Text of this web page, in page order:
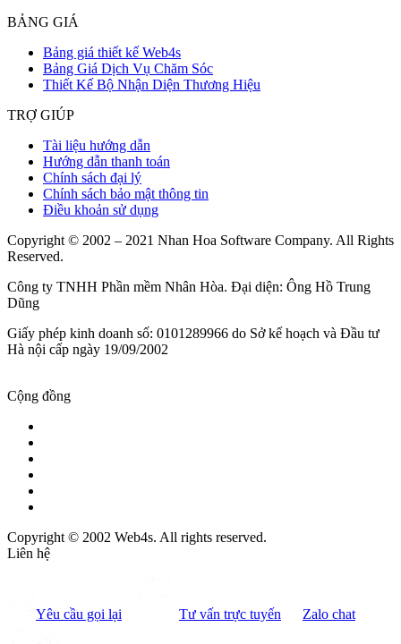
BẢNG GIÁ
Bảng giá thiết kế Web4s
Bảng Giá Dịch Vụ Chăm Sóc
Thiết Kế Bộ Nhận Diện Thương Hiệu
TRỢ GIÚP
Tài liệu hướng dẫn
Hướng dẫn thanh toán
Chính sách đại lý
Chính sách bảo mật thông tin
Điều khoản sử dụng
Copyright © 2002 – 2021 Nhan Hoa Software Company. All Rights
Reserved.
Công ty TNHH Phần mềm Nhân Hòa. Đại diện: Ông Hồ Trung
Dũng
Giấy phép kinh doanh số: 0101289966 do Sở kế hoạch và Đầu tư
Hà nội cấp ngày 19/09/2002
Cộng đồng
Copyright © 2002 Web4s. All rights reserved.
Liên hệ
Yêu cầu gọi lại Tư vấn trực tuyến Zalo chat